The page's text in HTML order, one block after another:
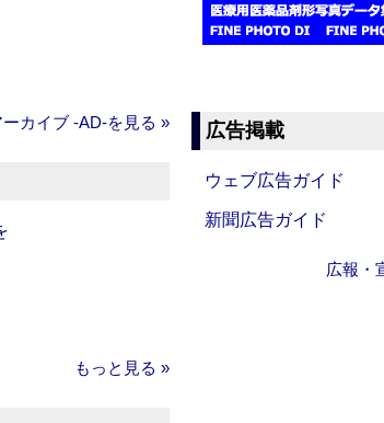
カイブ ‐AD‐を見る »
もっと見る »
広告掲載
ウェブ広告ガイド
新聞広告ガイド
広報・